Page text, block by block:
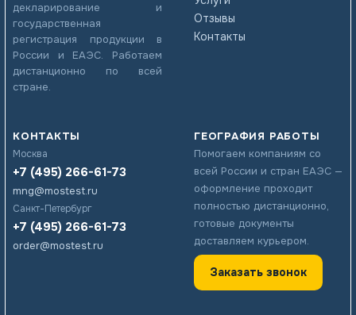
декларирование и
государственная
регистрация продукции в
России и ЕАЭС. Работаем
дистанционно по всей
стране.
Отзывы
Контакты
КОНТАКТЫ
Москва
+7 (495) 266-61-73
mng@mostest.ru
Санкт-Петербург
+7 (495) 266-61-73
order@mostest.ru
ГЕОГРАФИЯ РАБОТЫ
Помогаем компаниям со
всей России и стран ЕАЭС —
оформление проходит
полностью дистанционно,
готовые документы
доставляем курьером.
Заказать звонок